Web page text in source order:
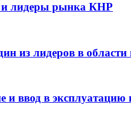
и лидеры рынка КНР
из лидеров в
ввод в